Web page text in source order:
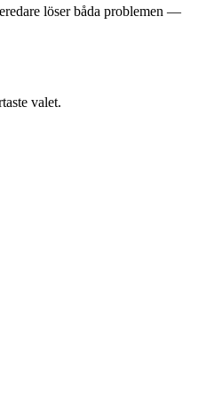
löser båda problemen —
valet.